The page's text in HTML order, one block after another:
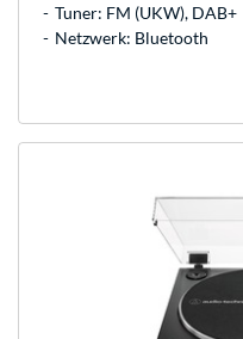
Tuner: FM (UKW), DAB+
Netzwerk: Bluetooth